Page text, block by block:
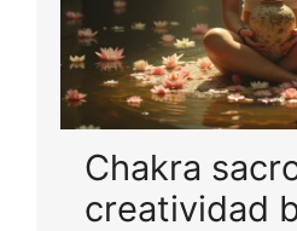
Chakra
creatividad